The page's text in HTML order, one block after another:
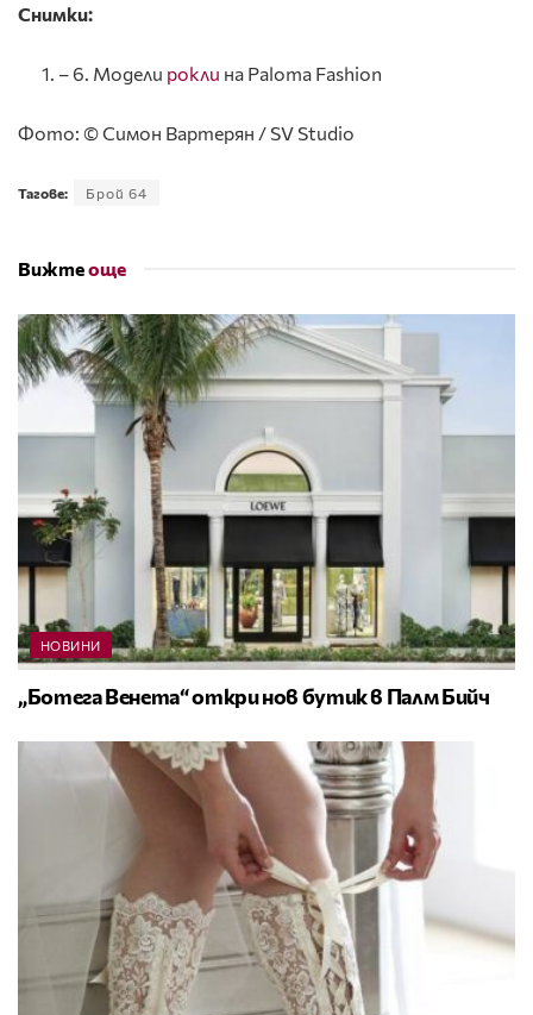
Снимки:
– 6. Модели рокли на Paloma Fashion
Фото: © Симон Вартерян / SV Studio
Тагове: Брой 64
Вижтеоще
НОВИНИ
„Ботега Венета“ откри нов бутик в Палм Бийч